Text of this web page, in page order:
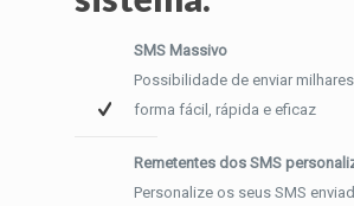
SMS Massivo
Possibilidade de enviar
forma fácil, rápida e eficaz
Remetentes dos SMS
Personalize os seus SMS